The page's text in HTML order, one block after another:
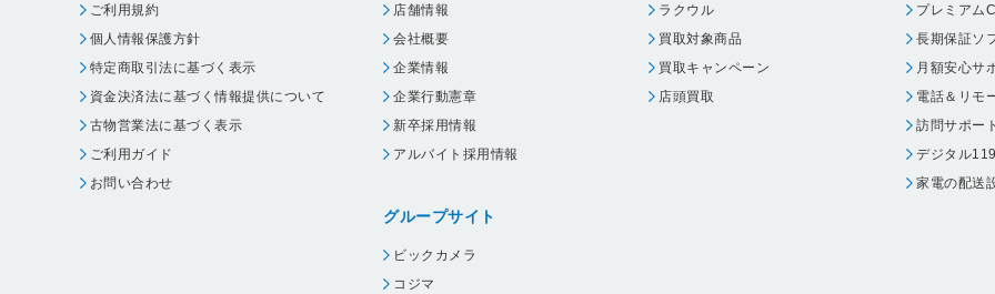
ご利用規約
個人情報保護方針
特定商取引法に基づく表示
資金決済法に基づく情報提供について
古物営業法に基づく表示
ご利用ガイド
お問い合わせ
店舗情報
会社概要
企業情報
企業行動憲章
新卒採用情報
アルバイト採用情報
グループサイト
ビックカメラ
コジマ
ラクウル
買取対象商品
買取キャンペーン
店頭買取
プレミアム
長期保証ソ
月額安心サ
電話＆リモ
訪問サポート
デジタル119
家電の配送